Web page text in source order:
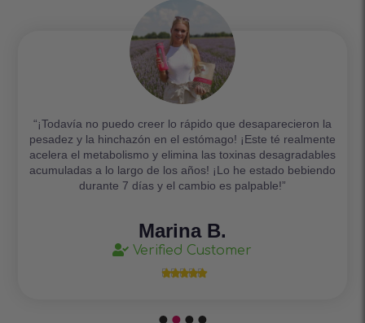
“¡Todavía no puedo creer lo rápido que desaparecieron la
pesadez y la hinchazón en el estómago! ¡Este té realmente
acelera el metabolismo y elimina las toxinas desagradables
acumuladas a lo largo de los años! ¡Lo he estado bebiendo
durante 7 días y el cambio es palpable!”
Marina B.
Verified Customer
    